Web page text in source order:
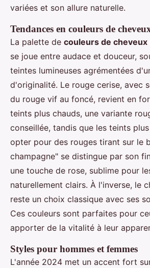
variées et son allure naturelle.
Tendances en couleurs de
La palette de couleurs de cheveux
se joue entre audace et douceur,
teintes lumineuses agrémentées
d'originalité. Le rouge cerise, avec
du rouge vif au foncé, revient en
teints plus chauds, une variante
conseillée, tandis que les teints
opter pour des rouges tirant sur le
champagne" se distingue par son
une touche de rose, sublime pour
naturellement clairs. À l'inverse, le
reste un choix classique avec ses
Ces couleurs sont parfaites pour
apporter de la vitalité à leur
Styles pour hommes et femmes
L'année 2024 met un accent fort